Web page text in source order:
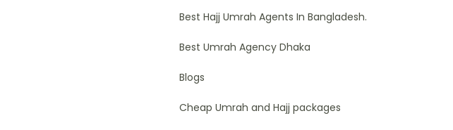
Best Hajj Umrah Agents In Bangladesh.
Best Umrah Agency Dhaka
Blogs
Cheap Umrah and Hajj packages